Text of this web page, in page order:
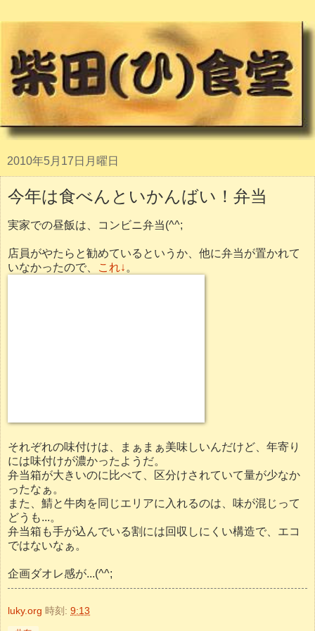
2010年5月17日月曜日
今年は食べんといかんばい！弁当
実家での昼飯は、コンビニ弁当(^^;
店員がやたらと勧めているというか、他に弁当が置かれて
いなかったので、
これ↓。
それぞれの味付けは、まぁまぁ美味しいんだけど、年寄り
には味付けが濃かったようだ。
弁当箱が大きいのに比べて、区分けされていて量が少なか
ったなぁ。
また、鯖と牛肉を同じエリアに入れるのは、味が混じって
どうも...。
弁当箱も手が込んでいる割には回収しにくい構造で、エコ
ではないなぁ。
企画ダオレ感が...(^^;
luky.org 時刻: 9:13